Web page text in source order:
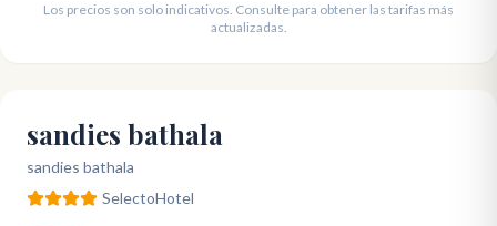
Los precios son solo indicativos. Consulte para obtener las tarifas más
actualizadas.
sandies bathala
sandies bathala
SelectoHotel